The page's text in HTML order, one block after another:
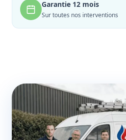
Garantie 12 mois
Sur toutes nos interventions